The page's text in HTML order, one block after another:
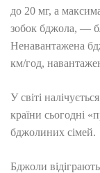
до 20 мг, а
зобок бджола, —
Ненавантажена
км/год,
У світі
країни сьогодні
бджолиних сімей.
Бджоли